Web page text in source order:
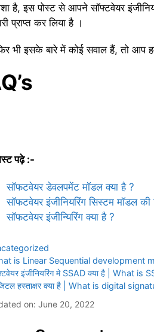
है, इस पोस्ट से आपने सॉफ्टवेयर
प्राप्त कर लिया है ।
भी इसके बारे में कोई सवाल हैं, तो
पढ़े :-
सॉफटवेयर डेवलपमेंट मॉडल क्या है ?
सॉफटवेयर इंजीनियरिंग सिस्टम मॉडल की
सॉफटवेयर इंजीन्यिरिंग क्या है ?
is Linear Sequential development
इंजीनियरिंग मे SSAD क्या है | What is
हस्ताक्षर क्या है | What is digital
on: June 20, 2022